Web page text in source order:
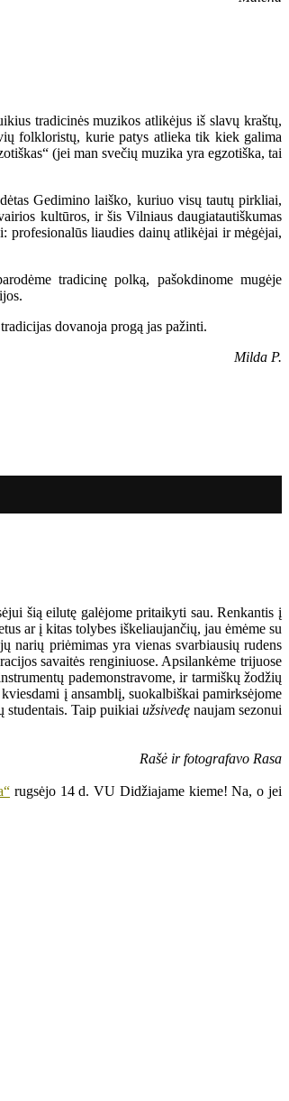
tradicinės muzikos atlikėjus iš slavų kraštų,
folkloristų, kurie patys atlieka tik kiek galima
(jei man svečių muzika yra egzotiška, tai
Gedimino laiško, kuriuo visų tautų pirkliai,
kultūros, ir šis Vilniaus daugiatautiškumas
liaudies dainų atlikėjai ir mėgėjai,
tradicinę polką, pašokdinome mugėje
dovanoja progą jas pažinti.
Milda P.
šią eilutę galėjome pritaikyti sau. Renkantis į
ar į kitas tolybes iškeliaujančių, jau ėmėme su
priėmimas yra vienas svarbiausių rudens
savaitės renginiuose. Apsilankėme trijuose
pademonstravome, ir tarmiškų žodžių
į ansamblį, suokalbiškai pamirksėjome
studentais. Taip puikiai užsivedę naujam sezonui
Rašė ir fotografavo Rasa
rugsėjo 14 d. VU Didžiajame kieme! Na, o jei